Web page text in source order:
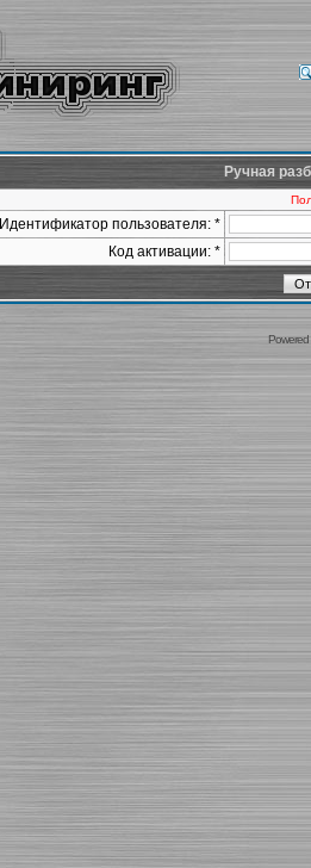
Ручная
Идентификатор пользователя: *
Код активации: *